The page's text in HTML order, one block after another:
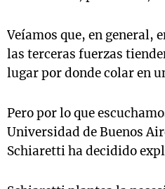
Veíamos que, en general,
las terceras fuerzas
lugar por donde colar en
Pero por lo que
Universidad de Buenos
Schiaretti ha decidido